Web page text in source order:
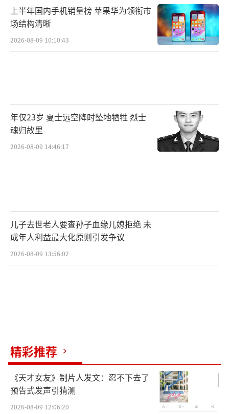
上半年国内手机销量榜 苹果华为领衔市
场结构清晰
2026-08-09 10:10:43
年仅23岁 夏士远空降时坠地牺牲 烈士
魂归故里
2026-08-09 14:46:17
儿子去世老人要查孙子血缘儿媳拒绝 未
成年人利益最大化原则引发争议
2026-08-09 13:56:02
精彩推荐
《天才女友》制片人发文：忍不下去了
预告式发声引猜测
2026-08-09 12:06:20